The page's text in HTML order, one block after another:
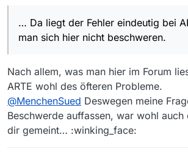
aber bei 132 MByte und
er die Datei erweitern oder
liegt der Fehler eindeutig bei
beschweren.
… Da liegt der Fehler eindeutig bei
man sich hier nicht beschweren.
Nach allem, was man hier im Forum
ARTE wohl des öfteren Probleme.
@MenchenSued Deswegen meine
Beschwerde auffassen, war wohl
dir gemeint… :winking_face: